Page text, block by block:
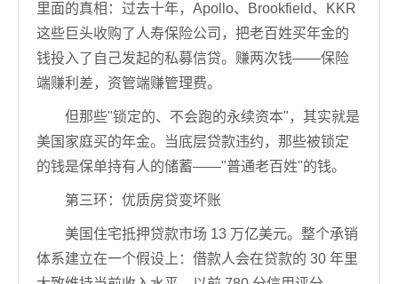
里面的真相：过去十年，Apollo、Brookfield、KKR
这些巨头收购了人寿保险公司，把老百姓买年金的
钱投入了自己发起的私募信贷。赚两次钱——保险
端赚利差，资管端赚管理费。
但那些"锁定的、不会跑的永续资本"，其实就是
美国家庭买的年金。当底层贷款违约，那些被锁定
的钱是保单持有人的储蓄——"普通老百姓"的钱。
第三环：优质房贷变坏账
美国住宅抵押贷款市场 13 万亿美元。整个承销
体系建立在一个假设上：借款人会在贷款的 30 年里